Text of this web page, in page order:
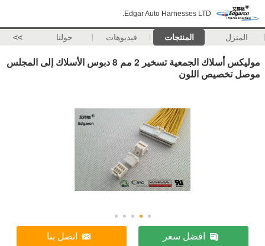
Edgar Auto Harnesses LTD.
المنزل المنتجات فيديوهات حولنا >>
موليكس أسلاك الجمعية تسخير 2 مم 8 دبوس الأسلاك إلى المجلس
موصل تخصيص اللون
افضل سعر اتصل بنا